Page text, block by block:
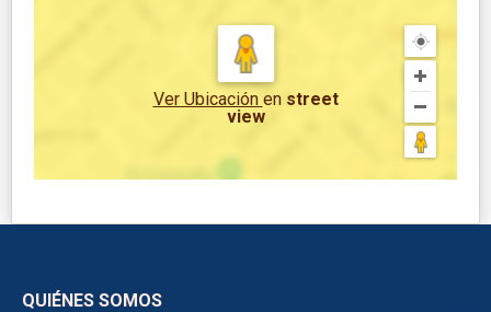
Ver Ubicación en street
view
QUIÉNES SOMOS